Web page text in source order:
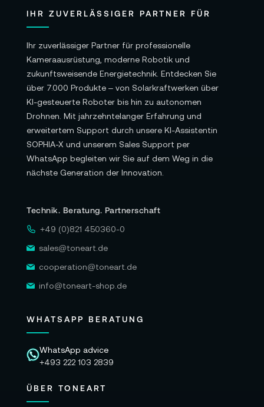
IHR ZUVERLÄSSIGER PARTNER FÜR
Ihr zuverlässiger Partner für professionelle
Kameraausrüstung, moderne Robotik und
zukunftsweisende Energietechnik. Entdecken Sie
über 7.000 Produkte – von Solarkraftwerken über
KI-gesteuerte Roboter bis hin zu autonomen
Drohnen. Mit jahrzehntelanger Erfahrung und
erweitertem Support durch unsere KI-Assistentin
SOPHIA-X und unserem Sales Support per
WhatsApp begleiten wir Sie auf dem Weg in die
nächste Generation der Innovation.
Technik. Beratung. Partnerschaft
+49 (0)821 450360-0
sales@toneart.de
cooperation@toneart.de
info@toneart-shop.de
WHATSAPP BERATUNG
WhatsApp advice
+493 222 103 2839
ÜBER TONEART